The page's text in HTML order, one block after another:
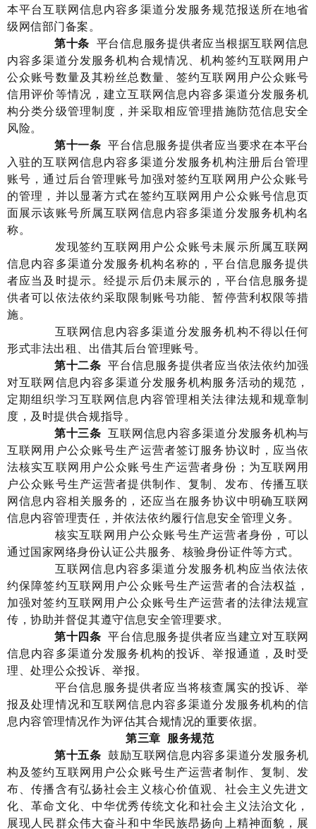
本平台互联网信息内容多渠道分发服务规范报送所在地省
级网信部门备案。
第十条 平台信息服务提供者应当根据互联网信息
内容多渠道分发服务机构合规情况、机构签约互联网用户
公众账号数量及其粉丝总数量、签约互联网用户公众账号
信用评价等情况，建立互联网信息内容多渠道分发服务机
构分类分级管理制度，并采取相应管理措施防范信息安全
风险。
第十一条平台信息服务提供者应当要求在本平台
入驻的互联网信息内容多渠道分发服务机构注册后台管理
账号，通过后台管理账号加强对签约互联网用户公众账号
的管理， 并以显著方式在签约互联网用户公众账号信息页
面展示该账号所属互联网信息内容多渠道分发服务机构名
称。
发现签约互联网用户公众账号未展示所属互联网
信息内容多渠道分发服务机构名称的，平台信息服务提供
者应当及时提示。经提示后仍未展示的，平台信息服务提
供者可以依法依约采取限制账号功能、暂停营利权限等措
施。
互联网信息内容多渠道分发服务机构不得以任何
形式非法出租、出借其后台管理账号。
第十二条平台信息服务提供者应当依法依约加强
对互联网信息内容多渠道分发服务机构服务活动的规范 ，
定期组织学习互联网信息内容管理相关法律法规和规章制
度，及时提供合规指导。
第十三条互联网信息内容多渠道分发服务机构与
互联网用户公众账号生产运营者签订服务协议时，应当依
法核实互联网用户公众账号生产运营者身份；为互联网用
户公众账号生产运营者提供制作、复制、发布、传播互联
网信息内容相关服务的，还应当在服务协议中明确互联网
信息内容管理责任，并依法依约履行信息安全管理义务。
核实互联网用户公众账号生产运营者身份，可以
通过国家网络身份认证公共服务、核验身份证件等方式。
互联网信息内容多渠道分发服务机构应当依法依
约保障签约互联网用户公众账号生产运营者的合法权益，
加强对签约互联网用户公众账号生产运营者的法律法规宣
传，协助并督促其遵守信息安全管理要求。
第十四条平台信息服务提供者应当建立对互联网
信息内容多渠道分发服务机构的投诉、举报通道，及时受
理、处理公众投诉、举报。
平台信息服务提供者应当将核查属实的投诉、举
报及处理情况和互联网信息内容多渠道分发服务机构的信
息内容管理情况作为评估其合规情况的重要依据。
第三章 服务规范
第十五条鼓励互联网信息内容多渠道分发服务机
构及签约互联网用户公众账号生产运营者制作、复制、发
布、传播含有弘扬社会主义核心价值观、社会主义先进文
化、革命文化、中华优秀传统文化和社会主义法治文化，
展现人民群众伟大奋斗和中华民族昂扬向上精神面貌，展